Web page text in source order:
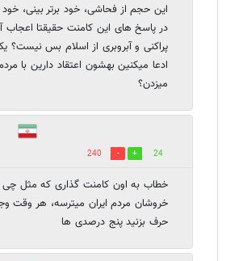
این حجم از فحاشی، خود برتر بینی،
پراکنی و آبروبری از اسلام بس نیست؟
ادعا میکنین بهشون اعتقاد دارین با
میزدن؟
24
240
خطاب به اون کامنت گذاری که مثل چی
خروشان مردم ایران میترسه، هر وقت
حرف بزنید پنج درصدی ها